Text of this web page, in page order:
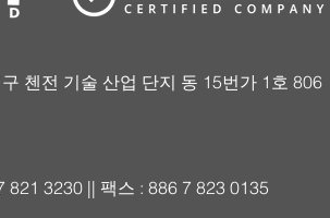
첸전 기술 산업 단지 동 15번가 1호 806
821 3230 || 팩스 : 886 7 823 0135